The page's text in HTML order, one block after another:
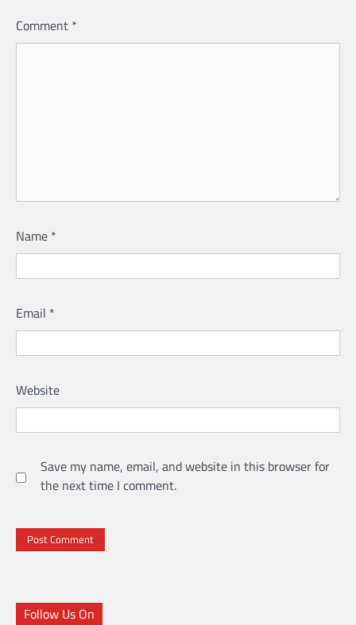
Comment *
Name *
Email *
Website
Save my name, email, and website in this browser for
the next time I comment.
Follow Us On